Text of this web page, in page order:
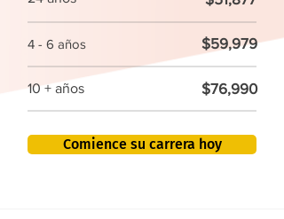
4 - 6 años $59,979
10 + años $76,990
Comience su carrera hoy